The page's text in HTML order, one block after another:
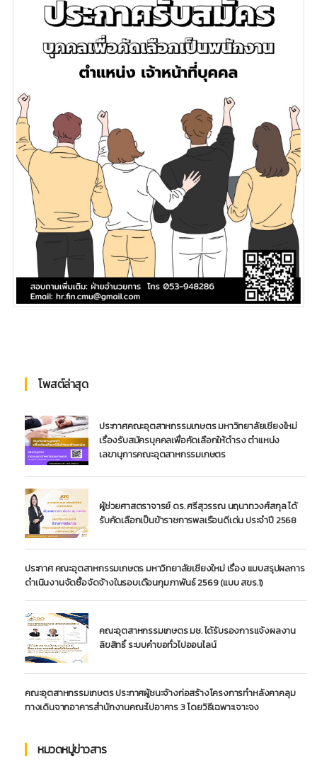
โพสต์ล่าสุด
ประกาศคณะอุตสาหกรรมเกษตร มหาวิทยาลัยเชียงใหม่
เรื่องรับสมัครบุคคลเพื่อคัดเลือกให้ดำรง ตำแหน่ง
เลขานุการคณะอุตสาหกรรมเกษตร
ผู้ช่วยศาสตราจารย์ ดร. ศรีสุวรรณ นฤนาทวงศ์สกุล ได้
รับคัดเลือกเป็นข้าราชการพลเรือนดีเด่น ประจำปี 2568
ประกาศ คณะอุตสาหกรรมเกษตร มหาวิทยาลัยเชียงใหม่ เรื่อง แบบสรุปผลการ
ดำเนินงานจัดซื้อจัดจ้างในรอบเดือนกุมภาพันธ์ 2569 (แบบ สขร.1)
คณะอุตสาหกรรมเกษตร มช. ได้รับรองการแจ้งผลงาน
ลิขสิทธิ์ ระบบคำขอทั่วไปออนไลน์
คณะอุตสาหกรรมเกษตร ประกาศผู้ชนะจ้างก่อสร้างโครงการทำหลังคาคลุม
ทางเดินจากอาคารสำนักงานคณะไปอาคาร 3 โดยวิธีเฉพาะเจาะจง
หมวดหมู่ข่าวสาร